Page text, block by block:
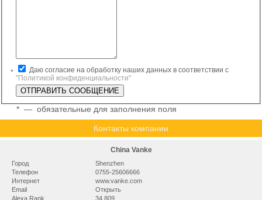
*
Даю согласие на обработку наших данных в соответствии с
"Политикой конфиденциальности"
* — обязательные для заполнения поля
Контакты компании
China Vanke
Город
Shenzhen
Телефон
0755-25606666
Интернет
www.vanke.com
Email
Открыть
Alexa Rank
34 809